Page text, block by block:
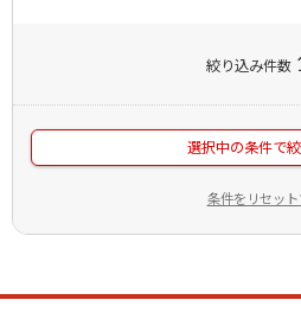
絞り込み件数
選択中の条件で
条件をリセット